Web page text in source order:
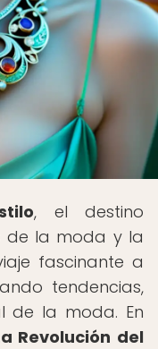
, el destino
de la moda y la
fascinante a
tendencias,
de la moda. En
Revolución del